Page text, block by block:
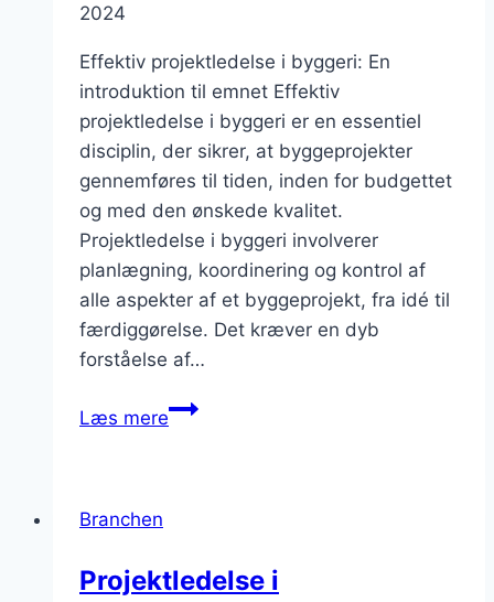
2024
Effektiv projektledelse i byggeri: En
introduktion til emnet Effektiv
projektledelse i byggeri er en essentiel
disciplin, der sikrer, at byggeprojekter
gennemføres til tiden, inden for budgettet
og med den ønskede kvalitet.
Projektledelse i byggeri involverer
planlægning, koordinering og kontrol af
alle aspekter af et byggeprojekt, fra idé til
færdiggørelse. Det kræver en dyb
forståelse af…
Læs mereeffektiv
Branchen
Projektledelse i